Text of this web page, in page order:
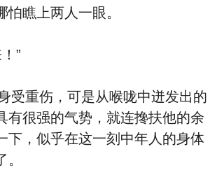
怕瞧上两人一眼。
”
受重伤，可是从喉咙中迸发出的
有很强的气势，就连搀扶他的余
下，似乎在这一刻中年人的身体